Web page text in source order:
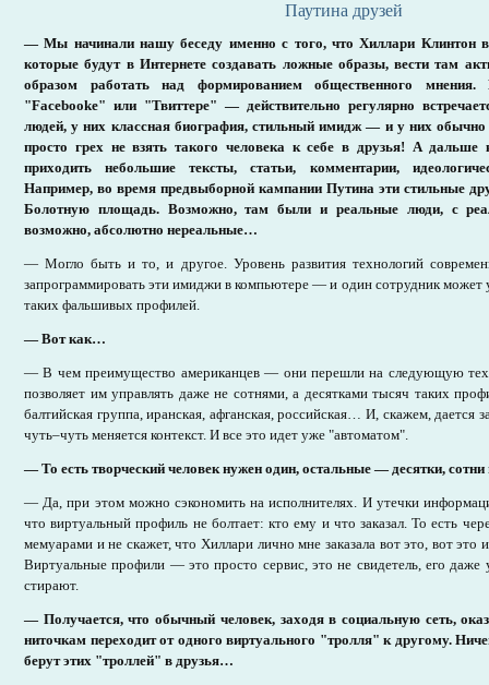
Паутина друзей
— Мы начинали нашу беседу именно с того, что Хиллари Клинтон
которые будут в Интернете создавать ложные образы, вести там
образом работать над формированием общественного
"Facebookе" или "Твиттере" — действительно регулярно
людей, у них классная биография, стильный имидж — и у них обычно
просто грех не взять такого человека к себе в друзья! А дальше
приходить небольшие тексты, статьи, комментарии,
Например, во время предвыборной кампании Путина эти стильные
Болотную площадь. Возможно, там были и реальные люди, с
возможно, абсолютно нереальные…
— Могло быть и то, и другое. Уровень развития технологий
запрограммировать эти имиджи в компьютере — и один сотрудник может
таких фальшивых профилей.
— Вот как…
— В чем преимущество американцев — они перешли на следующую
позволяет им управлять даже не сотнями, а десятками тысяч таких
балтийская группа, иранская, афганская, российская… И, скажем, дается
чуть–чуть меняется контекст. И все это идет уже "автоматом".
— То есть творческий человек нужен один, остальные — десятки, сотни
— Да, при этом можно сэкономить на исполнителях. И утечки
что виртуальный профиль не болтает: кто ему и что заказал. То есть
мемуарами и не скажет, что Хиллари лично мне заказала вот это, вот это
Виртуальные профили — это просто сервис, это не свидетель, его даже
стирают.
— Получается, что обычный человек, заходя в социальную сеть,
ниточкам переходит от одного виртуального "тролля" к другому.
берут этих "троллей" в друзья…